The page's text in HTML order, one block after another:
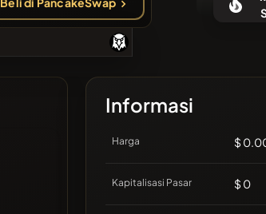
❌Tidak ada koin terbaru
Informasi
Harga $
Kapitalisasi Pasar $ 0